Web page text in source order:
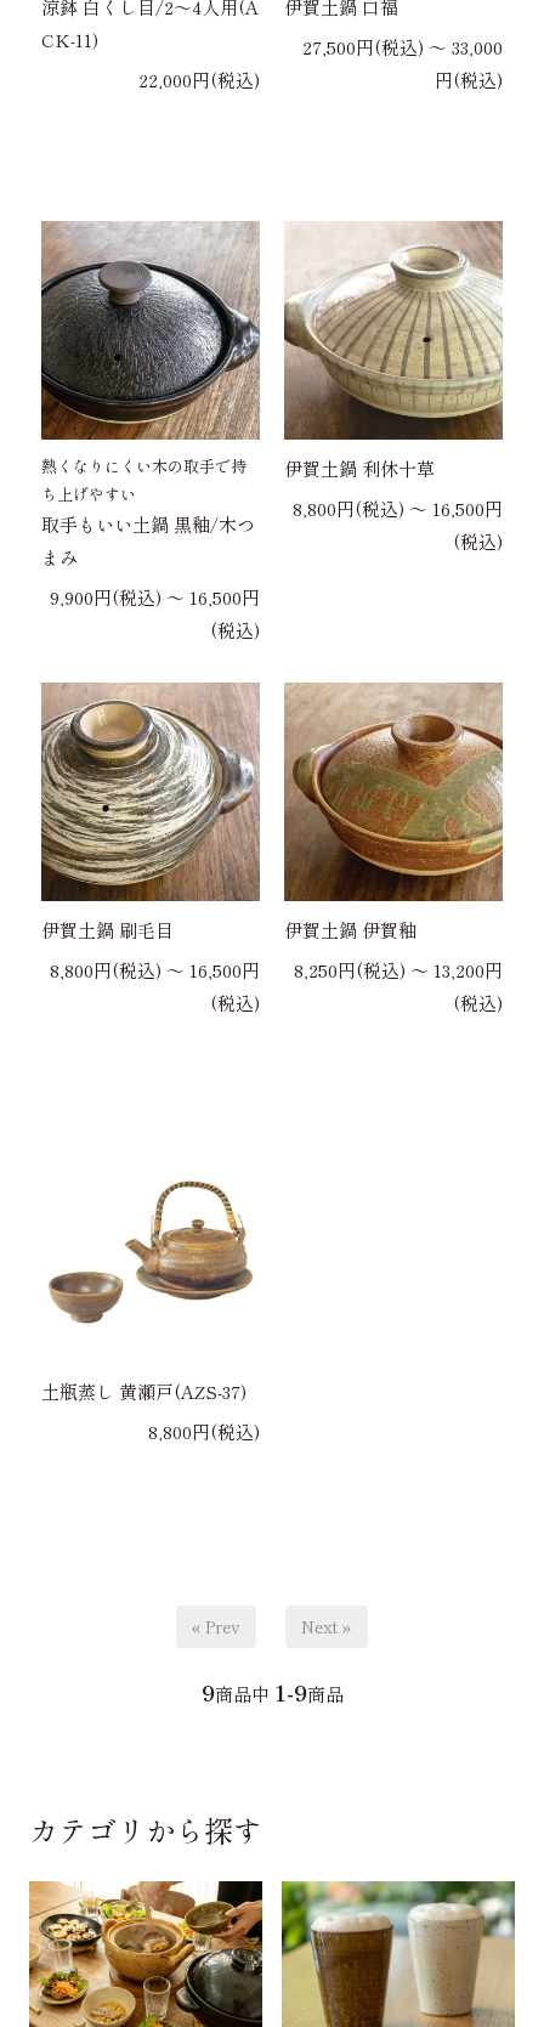
涼鉢 白くし目/2～4人用(A
CK-11)
22,000円(税込)
伊賀土鍋 口福
27,500円(税込) 〜 33,000
円(税込)
熱くなりにくい木の取手で持
ち上げやすい
取手もいい土鍋 黒釉/木つ
まみ
9,900円(税込) 〜 16,500円
(税込)
伊賀土鍋 利休十草
8,800円(税込) 〜 16,500円
(税込)
伊賀土鍋 刷毛目
8,800円(税込) 〜 16,500円
(税込)
伊賀土鍋 伊賀釉
8,250円(税込) 〜 13,200円
(税込)
土瓶蒸し 黄瀬戸(AZS-37)
8,800円(税込)
« Prev Next »
9商品中 1-9商品
カテゴリから探す